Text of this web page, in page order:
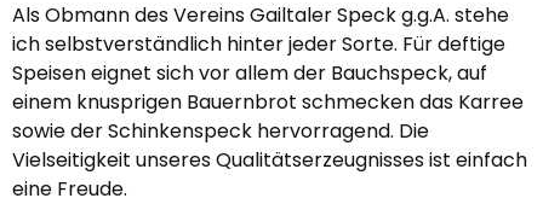
Als Obmann des Vereins Gailtaler Speck g.g.A. stehe
ich selbstverständlich hinter jeder Sorte. Für deftige
Speisen eignet sich vor allem der Bauchspeck, auf
einem knusprigen Bauernbrot schmecken das Karree
sowie der Schinkenspeck hervorragend. Die
Vielseitigkeit unseres Qualitätserzeugnisses ist einfach
eine Freude.